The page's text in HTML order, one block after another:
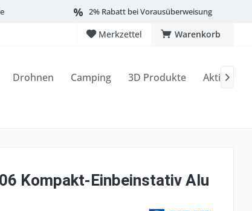
2% Rabatt bei Vorausüberweisung
Warenkorb
Merkzettel
Drohnen Camping 3D Produkte Aktionen

Kompakt-Einbeinstativ Alu